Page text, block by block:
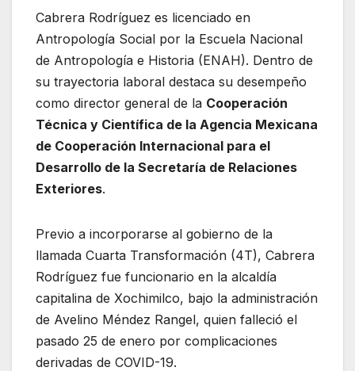
Cabrera Rodríguez es licenciado en
Antropología Social por la Escuela Nacional
de Antropología e Historia (ENAH). Dentro de
su trayectoria laboral destaca su desempeño
como director general de la Cooperación
Técnica y Científica de la Agencia Mexicana
de Cooperación Internacional para el
Desarrollo de la Secretaría de Relaciones
Exteriores.
Previo a incorporarse al gobierno de la
llamada Cuarta Transformación (4T), Cabrera
Rodríguez fue funcionario en la alcaldía
capitalina de Xochimilco, bajo la administración
de Avelino Méndez Rangel, quien falleció el
pasado 25 de enero por complicaciones
derivadas de COVID-19.